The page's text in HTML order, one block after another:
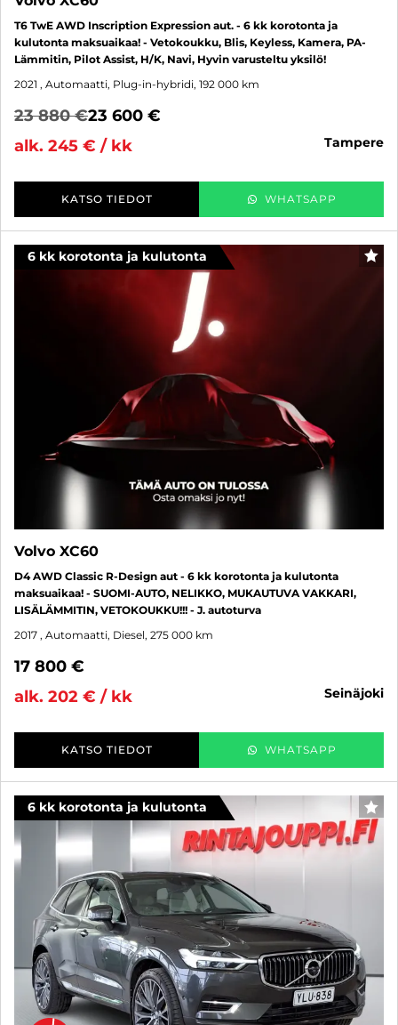
T6 TwE AWD Inscription Expression aut. - 6 kk korotonta ja
kulutonta maksuaikaa! - Vetokoukku, Blis, Keyless, Kamera, PA-
Lämmitin, Pilot Assist, H/K, Navi, Hyvin varusteltu yksilö!
2021 , Automaatti, Plug-in-hybridi, 192 000 km
23 880 €23 600 €
alk. 245 € / kk
tampere
KATSO TIEDOT WHATSAPP
6 kk korotonta ja kulutonta
Volvo XC60
D4 AWD Classic R-Design aut - 6 kk korotonta ja kulutonta
maksuaikaa! - SUOMI-AUTO, NELIKKO, MUKAUTUVA VAKKARI,
LISÄLÄMMITIN, VETOKOUKKU!!! - J. autoturva
2017 , Automaatti, Diesel, 275 000 km
17 800 €
alk. 202 € / kk
seinäjoki
KATSO TIEDOT WHATSAPP
6 kk korotonta ja kulutonta